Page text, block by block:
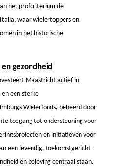
het profcriterium de
waar wielertoppers en
in het historische
gezondheid
Maastricht actief in
een sterke
Wielerfonds, beheerd door
toegang tot ondersteuning voor
en initiatieven voor
een levendig, toekomstgericht
en beleving centraal staan.